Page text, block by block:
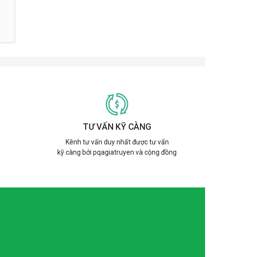
TƯ VẤN KỸ CÀNG
Kênh tư vấn duy nhất được tư vấn
kỹ càng bởi pqagiatruyen và cộng đồng